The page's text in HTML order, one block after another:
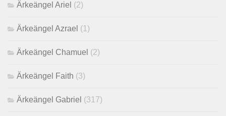
Ärkeängel Ariel (2)
Ärkeängel Azrael (1)
Ärkeängel Chamuel (2)
Ärkeängel Faith (3)
Ärkeängel Gabriel (317)